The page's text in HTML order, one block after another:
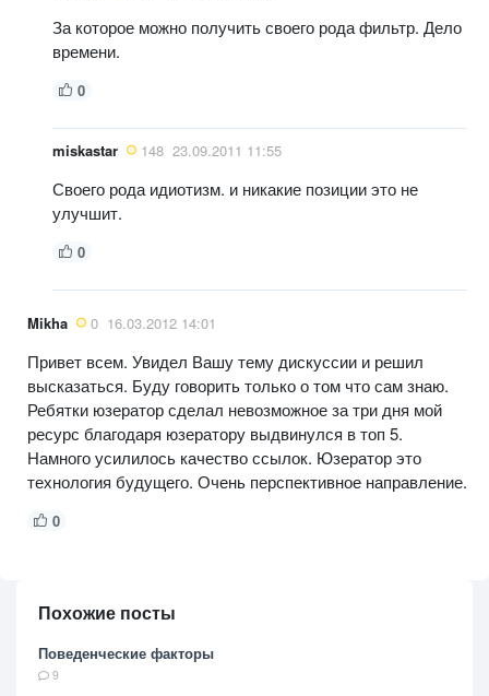
За которое можно получить своего рода фильтр. Дело
времени.
0
miskastar 148 23.09.2011 11:55
Своего рода идиотизм. и никакие позиции это не
улучшит.
0
Mikha 0 16.03.2012 14:01
Привет всем. Увидел Вашу тему дискуссии и решил
высказаться. Буду говорить только о том что сам знаю.
Ребятки юзератор сделал невозможное за три дня мой
ресурс благодаря юзератору выдвинулся в топ 5.
Намного усилилось качество ссылок. Юзератор это
технология будущего. Очень перспективное направление.
0
Похожие посты
Поведенческие факторы
9